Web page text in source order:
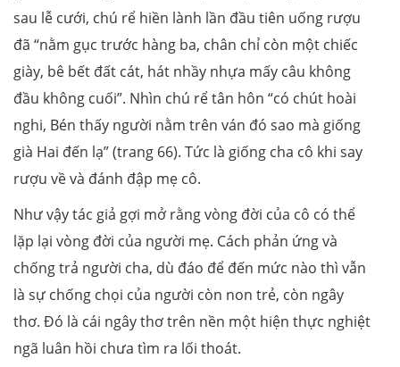
sau lễ cưới, chú rể hiền lành lần đầu tiên uống rượu
đã “nằm gục trước hàng ba, chân chỉ còn một chiếc
giày, bê bết đất cát, hát nhầy nhựa mấy câu không
đầu không cuối”. Nhìn chú rể tân hôn “có chút hoài
nghi, Bén thấy người nằm trên ván đó sao mà giống
già Hai đến lạ” (trang 66). Tức là giống cha cô khi say
rượu về và đánh đập mẹ cô.
Như vậy tác giả gợi mở rằng vòng đời của cô có thể
lặp lại vòng đời của người mẹ. Cách phản ứng và
chống trả người cha, dù đáo để đến mức nào thì vẫn
là sự chống chọi của người còn non trẻ, còn ngây
thơ. Đó là cái ngây thơ trên nền một hiện thực nghiệt
ngã luân hồi chưa tìm ra lối thoát.